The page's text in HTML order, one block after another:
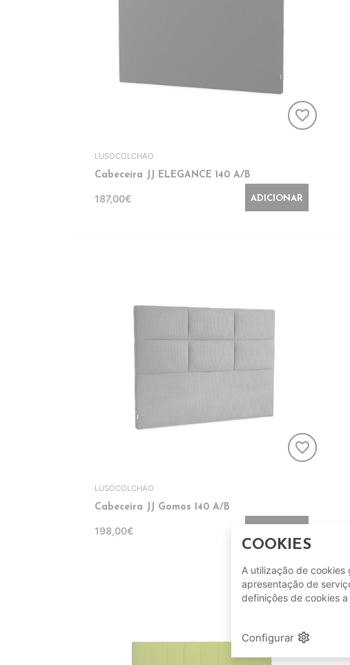
favorite_border
LUSOCOLCHAO
Cabeceira JJ ELEGANCE 140 A/B
187,00€ ADICIONAR
favorite_border
LUSOCOLCHAO
Cabeceira JJ Gomos 140 A/B
198,00€
COOKIES
A utilização de cookies
apresentação de
definições de cookies
Configurar settings